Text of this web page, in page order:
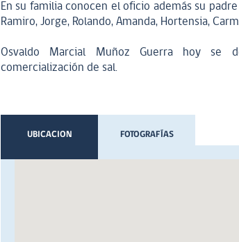
En su familia conocen el oficio además su
Ramiro, Jorge, Rolando, Amanda, Hortensia,
Osvaldo Marcial Muñoz Guerra hoy se
comercialización de sal.
UBICACION FOTOGRAFÍAS